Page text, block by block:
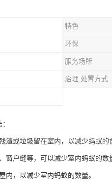
特色
环保
服务场所
治理 处置方式
渣或垃圾留在室内，以减少蚂蚁的
窗户缝等，可以减少室内蚂蚁的数
内，以减少室内蚂蚁的数量。